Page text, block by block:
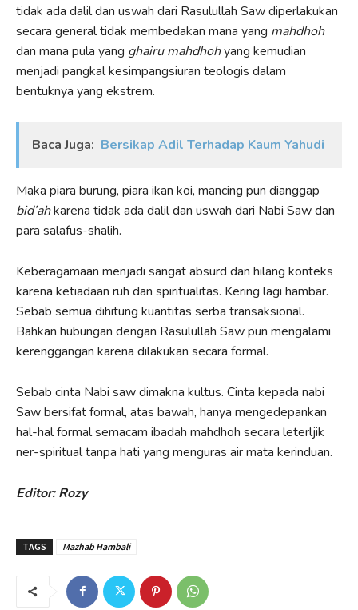
tidak ada dalil dan uswah dari Rasulullah Saw diperlakukan
secara general tidak membedakan mana yang mahdhoh
dan mana pula yang ghairu mahdhohyang kemudian
menjadi pangkal kesimpangsiuran teologis dalam
bentuknya yang ekstrem.
Baca Juga: Bersikap Adil Terhadap Kaum Yahudi
Maka piara burung, piara ikan koi, mancing pun dianggap
bid’ahkarena tidak ada dalil dan uswah dari Nabi Saw dan
para salafus-shalih.
Keberagamaan menjadi sangat absurd dan hilang konteks
karena ketiadaan ruh dan spiritualitas. Kering lagi hambar.
Sebab semua dihitung kuantitas serba transaksional.
Bahkan hubungan dengan Rasulullah Saw pun mengalami
kerenggangan karena dilakukan secara formal.
Sebab cinta Nabi saw dimakna kultus. Cinta kepada nabi
Saw bersifat formal, atas bawah, hanya mengedepankan
hal-hal formal semacam ibadah mahdhoh secara leterljik
ner-spiritual tanpa hati yang menguras air mata kerinduan.
Editor: Rozy
TAGS Mazhab Hambali